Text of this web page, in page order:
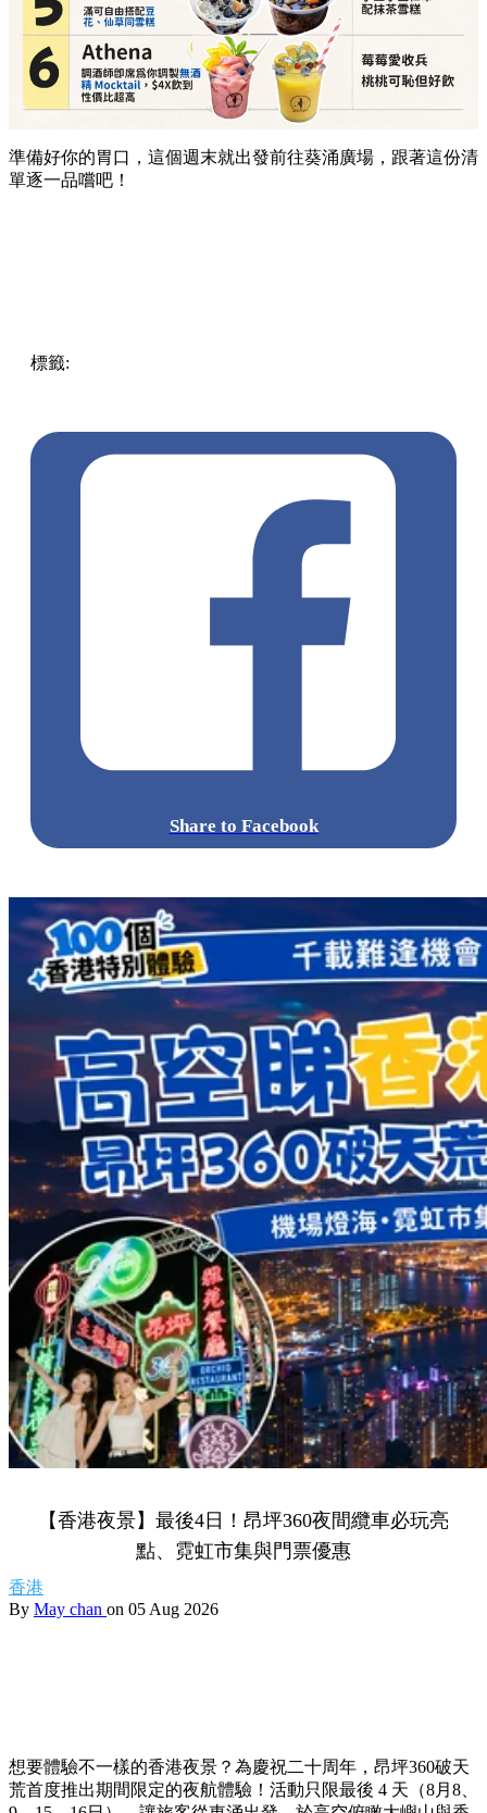
準備好你的胃口，這個週末就出發前往葵涌廣場，跟著這份清
單逐一品嚐吧！
標籤:
Share to Facebook
【香港夜景】最後4日！昂坪360夜間纜車必玩亮
點、霓虹市集與門票優惠
香港
By May chan on 05 Aug 2026
想要體驗不一樣的香港夜景？為慶祝二十周年，昂坪360破天
荒首度推出期間限定的夜航體驗！活動只限最後 4 天（8月8、